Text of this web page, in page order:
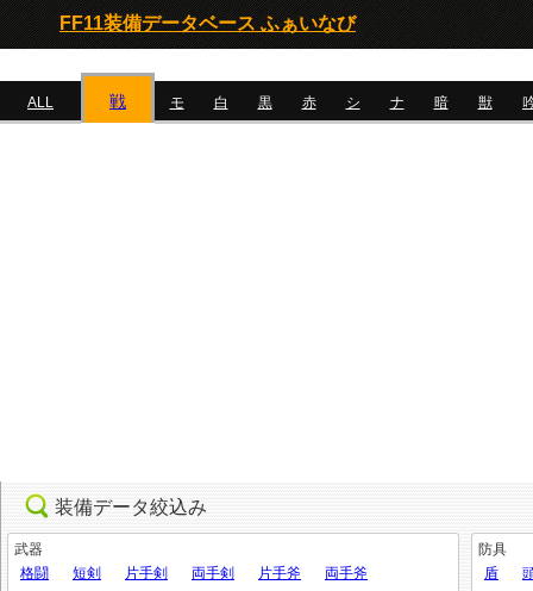
FF11装備データベース ふぁいなび
ALL 戦 モ 白 黒 赤 シ ナ 暗 獣
装備データ絞込み
武器
格闘
短剣 片手剣 両手剣 片手斧
両手斧
防具
盾